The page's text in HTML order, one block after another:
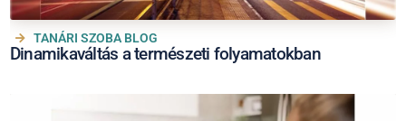
TANÁRI SZOBA BLOG
Dinamikaváltás a természeti folyamatokban